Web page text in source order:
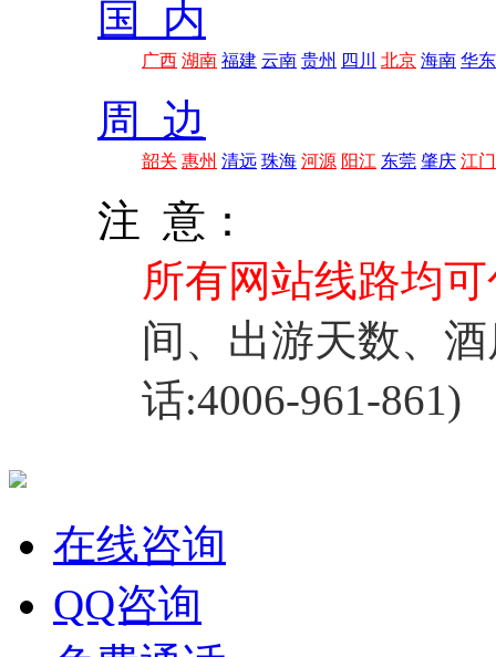
国 内
广西 湖南 福建 云南 贵州 四川 北京 海南 华东
周 边
韶关 惠州 清远 珠海 河源 阳江 东莞 肇庆 江门
注 意：
所有网站线路均
间、出游天数、
话:4006-961-861)
在线咨询
QQ咨询